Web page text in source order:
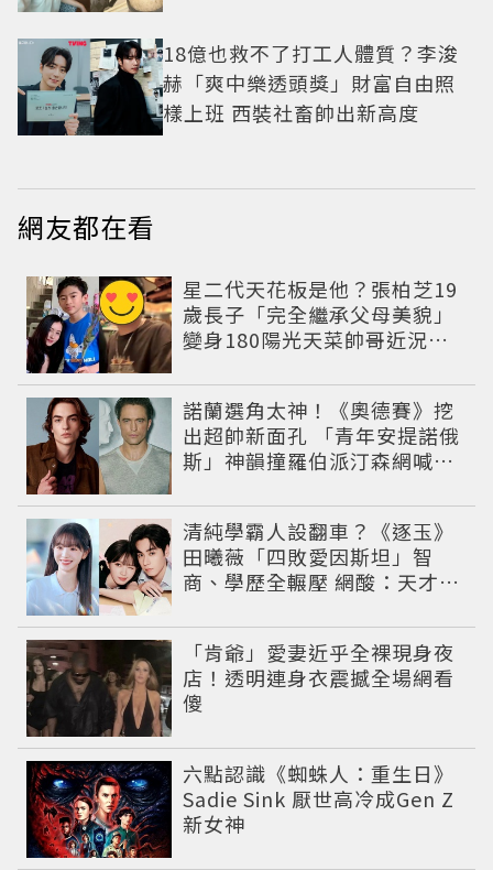
18億也救不了打工人體質？李浚
赫「爽中樂透頭獎」財富自由照
樣上班 西裝社畜帥出新高度
網友都在看
星二代天花板是他？張柏芝19
歲長子「完全繼承父母美貌」
變身180陽光天菜帥哥近況曝
諾蘭選角太神！《奧德賽》挖
出超帥新面孔 「青年安提諾俄
斯」神韻撞羅伯派汀森網喊：
清純學霸人設翻車？《逐玉》
田曦薇「四敗愛因斯坦」智
商、學歷全輾壓 網酸：天才全
「肯爺」愛妻近乎全裸現身夜
店！透明連身衣震撼全場網看
傻
六點認識《蜘蛛人：重生日》
Sadie Sink 厭世高冷成Gen Z
新女神